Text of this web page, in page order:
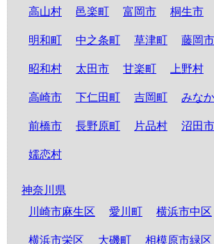
高山村 邑楽町 富岡市 桐生市
明和町 中之条町 草津町 藤岡市
昭和村 太田市 甘楽町 上野村
高崎市 下仁田町 吉岡町 みな
前橋市 長野原町 片品村 沼田市
嬬恋村
神奈川県
川崎市麻生区
愛川町 横浜市中区
横浜市栄区 大磯町 相模原市緑区